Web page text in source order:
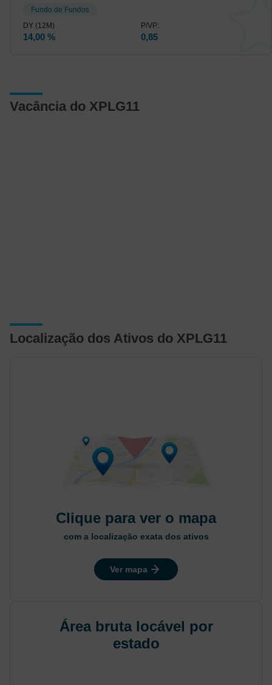
14,00 % 0,85
Fundo de Fundos
Vacância do XPLG11
Localização dos Ativos do XPLG11
Clique para ver o mapa
com a localização exata dos ativos
Ver mapa
Área bruta locável por
estado